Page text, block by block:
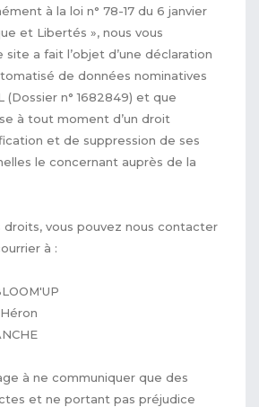
à la loi n° 78-17 du 6 janvier
et Libertés », nous vous
a fait l’objet d’une déclaration
de données nominatives
(Dossier n° 1682849) et que
à tout moment d’un droit
et de suppression de ses
le concernant auprès de la
droits, vous pouvez nous contacter
à :
à ne communiquer que des
et ne portant pas préjudice